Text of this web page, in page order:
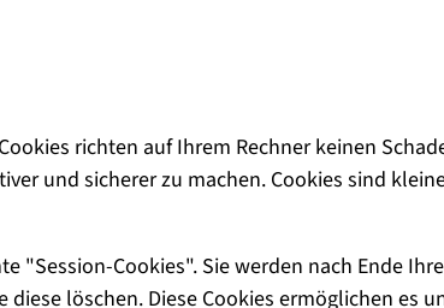
richten auf Ihrem Rechner keinen
und sicherer zu machen. Cookies sind
"Session-Cookies". Sie werden nach Ende
löschen. Diese Cookies ermöglichen es